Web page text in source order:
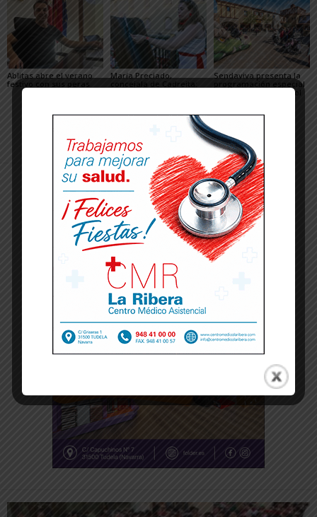
Ablitas abre el verano
festivo con sus peras
María Preciado,
concejala de Cadreita:
sitio»
Sendaviva presenta la
programación especial
del eclipse total de Sol